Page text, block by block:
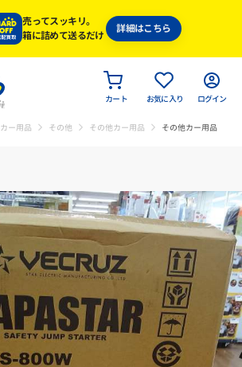
売ってスッキリ。
箱に詰めて送るだけ
詳細はこちら
カート お気に入り ログイン
カー用品 その他 その他カー用品 その他カー用品